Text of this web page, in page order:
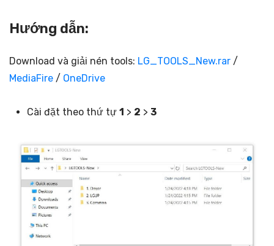
Hướng dẫn:
Download và giải nén tools: LG_TOOLS_New.rar /
MediaFire / OneDrive
Cài đặt theo thứ tự 1 > 2 > 3